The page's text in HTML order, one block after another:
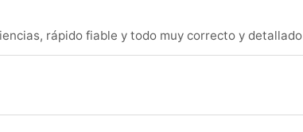
rápido fiable y todo muy correcto y detallado